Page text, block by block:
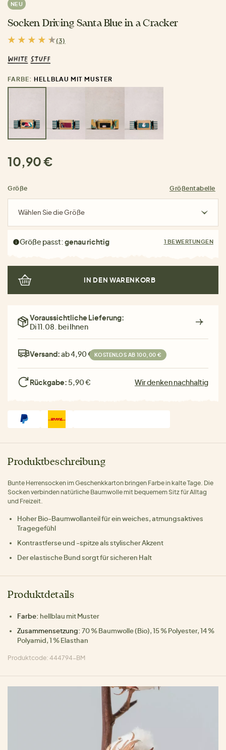
NEU
Socken Driving Santa Blue in a Cracker
(3)
FARBE: HELLBLAU MIT MUSTER
10,90 €
Größe Größentabelle
Wählen Sie die Größe
Größe passt:genau richtig 1 BEWERTUNGEN
IN DEN WARENKORB
Voraussichtliche Lieferung:
Di 11.08. bei Ihnen
Versand:ab 4,90 € KOSTENLOS AB 100,00 €
Rückgabe: 5,90 € Wir denken nachhaltig
Produktbeschreibung
Bunte Herrensocken im Geschenkkarton bringen Farbe in kalte Tage. Die
Socken verbinden natürliche Baumwolle mit bequemem Sitz für Alltag
und Freizeit.
Hoher Bio-Baumwollanteil für ein weiches, atmungsaktives
Tragegefühl
Kontrastferse und -spitze als stylischer Akzent
Der elastische Bund sorgt für sicheren Halt
Produktdetails
Farbe: hellblau mit Muster
Zusammensetzung: 70 % Baumwolle (Bio), 15 % Polyester, 14 %
Polyamid, 1 % Elasthan
Produktcode: 444794-BM